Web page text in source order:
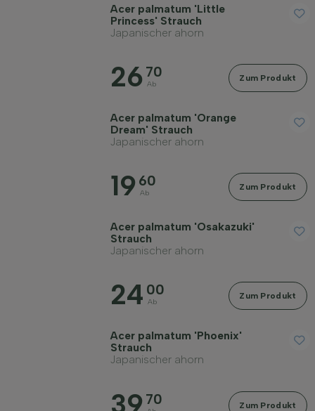
Acer palmatum 'Little
Princess' Strauch
Japanischer ahorn
26 70
Ab
Zum Produkt
Acer palmatum 'Orange
Dream' Strauch
Japanischer ahorn
19 60
Ab
Zum Produkt
Acer palmatum 'Osakazuki'
Strauch
Japanischer ahorn
24 00
Ab
Zum Produkt
Acer palmatum 'Phoenix'
Strauch
Japanischer ahorn
39 70 Zum Produkt